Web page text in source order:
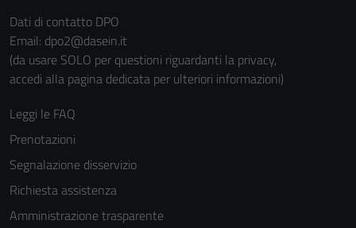
Dati di contatto DPO
Email: dpo2@dasein.it
(da usare SOLO per questioni riguardanti la privacy,
accedi alla pagina dedicata per ulteriori informazioni)
Leggi le FAQ
Prenotazioni
Segnalazione disservizio
Richiesta assistenza
Amministrazione trasparente